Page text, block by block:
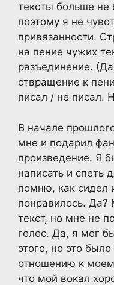
тексты больше
поэтому я не
привязанности.
на пение чужих
разъединение.
отвращение к
писал / не писал.
В начале
мне и подарил
произведение. Я
написать и спеть
помню, как сидел
понравилось. Да?
текст, но мне не
голос. Да, я мог
этого, но это
отношению к
что мой вокал